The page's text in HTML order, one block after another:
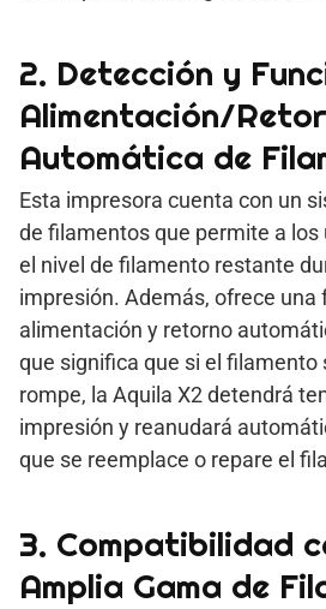
2. Detección y
Alimentación/
Automática de
Esta impresora cuenta con un
de filamentos que permite a
el nivel de filamento restante
impresión. Además, ofrece una
alimentación y retorno
que significa que si el filamento
rompe, la Aquila X2 detendrá
impresión y reanudará
que se reemplace o repare el
3. Compatibilidad
Amplia Gama de